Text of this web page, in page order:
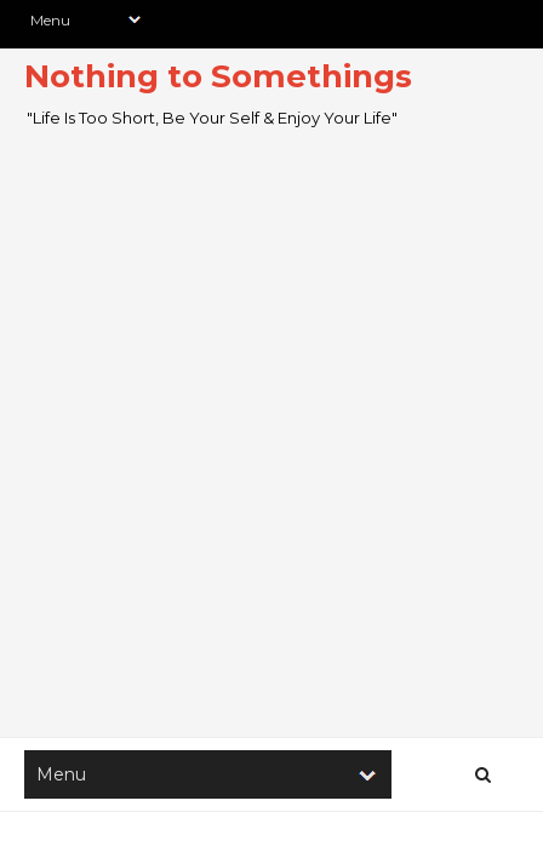
Nothing to Somethings
"Life Is Too Short, Be Your Self & Enjoy Your Life"